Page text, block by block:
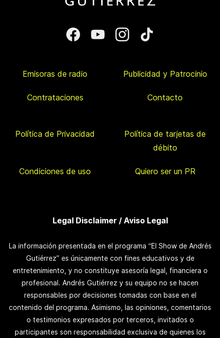
Emisoras de radio Publicidad y Patrocinio
Contrataciones Contacto
Política de Privacidad
Política de tarjetas de
débito
Condiciones de uso Quiero ser un PR
Legal Disclaimer / Aviso Legal
La información presentada en el programa “El Show de Andrés
Gutiérrez” es únicamente con fines educativos y de
entretenimiento, y no constituye asesoría legal, financiera o
profesional. Andrés Gutiérrez y su equipo no se hacen
responsables por decisiones tomadas con base en el
contenido del programa. Asimismo, las opiniones, comentarios
o testimonios expresados por terceros, invitados o
participantes son responsabilidad exclusiva de quienes los